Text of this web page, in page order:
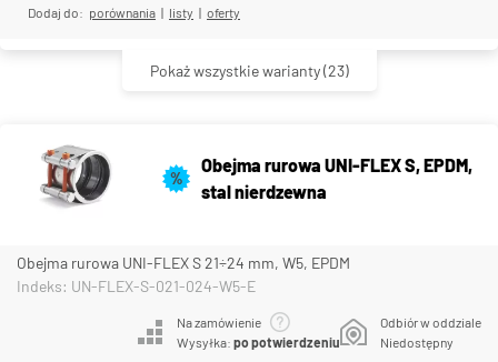
Dodaj do: porównania | listy | oferty
Pokaż wszystkie warianty(23)
%
Obejma rurowa UNI-FLEX S, EPDM,
stal nierdzewna
Obejma rurowa UNI-FLEX S 21÷24 mm, W5, EPDM
Indeks: UN-FLEX-S-021-024-W5-E
Na zamówienie
Wysyłka: po potwierdzeniu
Odbiór w oddziale
Niedostępny